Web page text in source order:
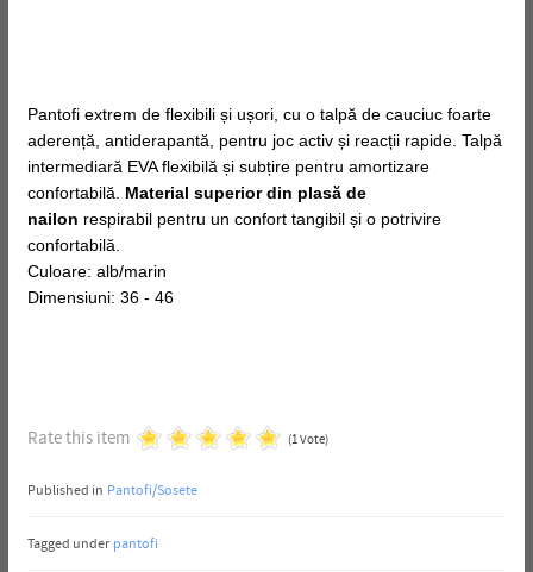
Pantofi extrem de flexibili și ușori, cu o talpă de cauciuc foarte
aderență, antiderapantă, pentru joc activ și reacții rapide. Talpă
intermediară EVA flexibilă și subțire pentru amortizare
confortabilă. Material superior din plasă de
nailon respirabil pentru un confort tangibil și o potrivire
confortabilă.
Culoare: alb/marin
Dimensiuni: 36 - 46
Rate this item (1 Vote)
Published in Pantofi/Sosete
Tagged under pantofi